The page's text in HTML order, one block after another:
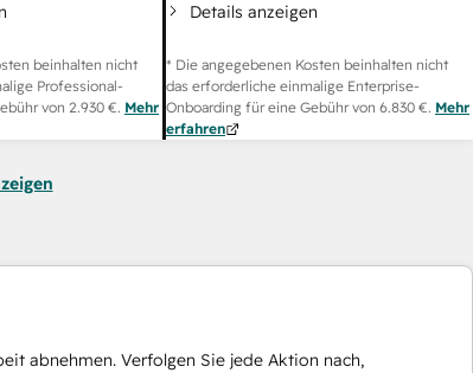
beinhalten nicht
Professional-
von 2.930 €. Mehr
Details anzeigen
* Die angegebenen Kosten beinhalten nicht
das erforderliche einmalige Enterprise-
Onboarding für eine Gebühr von 6.830 €. Mehr
erfahren
abnehmen. Verfolgen Sie jede Aktion nach,